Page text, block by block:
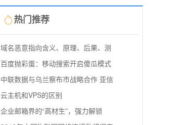
热门推荐
域名恶意指向含义、原理、后果、测
百度抛彩蛋：移动搜索开启傻瓜模式
中联数据与乌兰察布市战略合作 亚信
云主机和VPS的区别
企业邮箱界的“高材生”，强力解锁